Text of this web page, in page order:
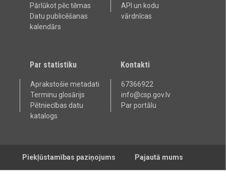
Pārlūkot pēc tēmas
Datu publicēšanas
kalendārs
API un kodu
vārdnīcas
Par statistiku
Aprakstošie metadati
Terminu glosārijs
Pētniecības datu
katalogs
Kontakti
67366922
info@csp.gov.lv
Par portālu
Piekļūstamības paziņojums Pajautā mums